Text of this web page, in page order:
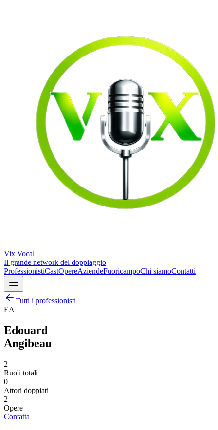
Vix Vocal
Il grande network del doppiaggio
ProfessionistiCastOpereAziendeFuoricampoChi siamoContatti
Tutti i professionisti
EA
Edouard
Angibeau
2
Ruoli totali
0
Attori doppiati
2
Opere
Contatta